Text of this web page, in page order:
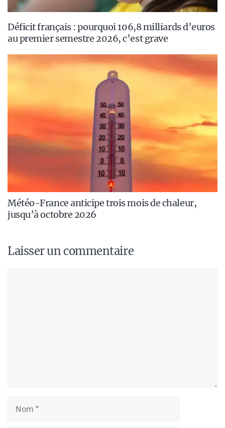
Déficit français : pourquoi 106,8 milliards d’euros
au premier semestre 2026, c’est grave
Météo-France anticipe trois mois de chaleur,
jusqu’à octobre 2026
Laisser un commentaire
Nom